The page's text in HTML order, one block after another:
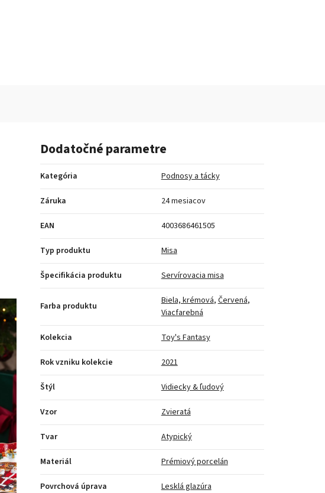
Dodatočné parametre
Kategória Podnosy a tácky
Záruka 24 mesiacov
EAN 4003686461505
Typ produktu Misa
Špecifikácia produktu Servírovacia misa
Farba produktu Biela, krémová, Červená,
Viacfarebná
Kolekcia Toy's Fantasy
Rok vzniku kolekcie 2021
Štýl Vidiecky & ľudový
Vzor Zvieratá
Tvar Atypický
Materiál Prémiový porcelán
Povrchová úprava Lesklá glazúra